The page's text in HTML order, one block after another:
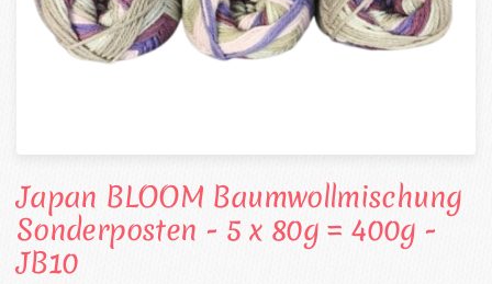
Japan BLOOM Baumwollmischung
Sonderposten - 5 x 80g = 400g -
JB10